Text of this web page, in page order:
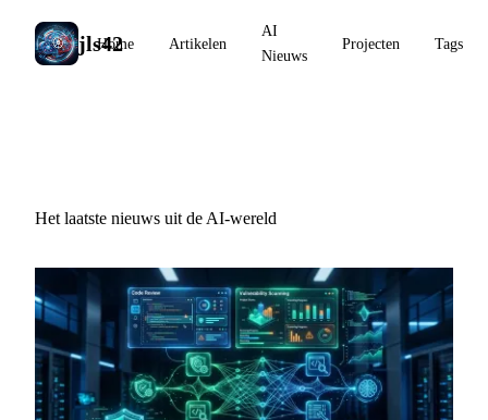
jls42
Home Artikelen
AI
Nieuws
Projecten Tags
Het laatste nieuws uit de AI-wereld